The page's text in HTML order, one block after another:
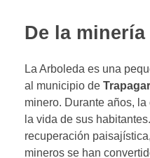
De la
La Arboleda es una
al municipio de
minero. Durante años,
la vida de sus
recuperación
mineros se han